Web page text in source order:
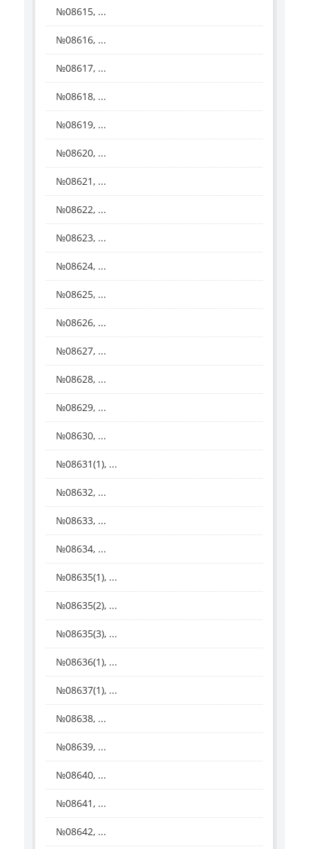
№08615, ...
№08616, ...
№08617, ...
№08618, ...
№08619, ...
№08620, ...
№08621, ...
№08622, ...
№08623, ...
№08624, ...
№08625, ...
№08626, ...
№08627, ...
№08628, ...
№08629, ...
№08630, ...
№08631(1), ...
№08632, ...
№08633, ...
№08634, ...
№08635(1), ...
№08635(2), ...
№08635(3), ...
№08636(1), ...
№08637(1), ...
№08638, ...
№08639, ...
№08640, ...
№08641, ...
№08642, ...